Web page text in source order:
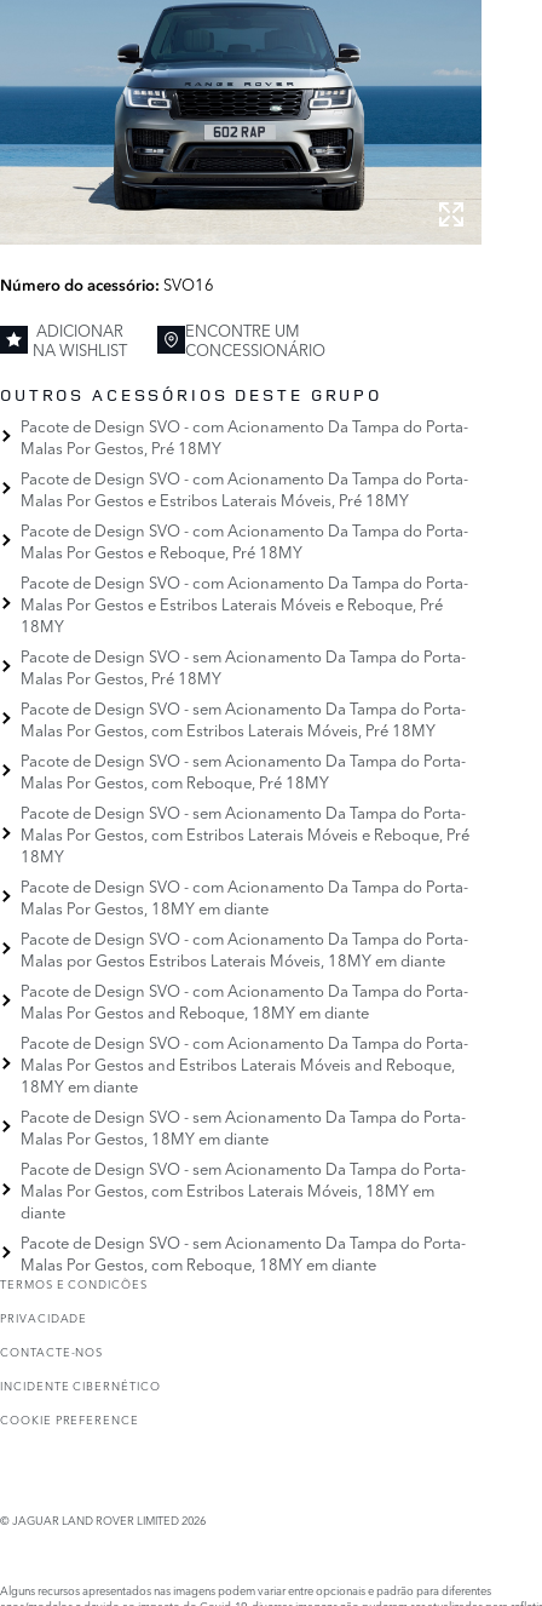
Número do acessório: SVO16
ADICIONAR
NA WISHLIST
ENCONTRE UM
CONCESSIONÁRIO
OUTROS ACESSÓRIOS DESTE GRUPO
Pacote de Design SVO - com Acionamento Da Tampa do Porta-
Malas Por Gestos, Pré 18MY
Pacote de Design SVO - com Acionamento Da Tampa do Porta-
Malas Por Gestos e Estribos Laterais Móveis, Pré 18MY
Pacote de Design SVO - com Acionamento Da Tampa do Porta-
Malas Por Gestos e Reboque, Pré 18MY
Pacote de Design SVO - com Acionamento Da Tampa do Porta-
Malas Por Gestos e Estribos Laterais Móveis e Reboque, Pré
18MY
Pacote de Design SVO - sem Acionamento Da Tampa do Porta-
Malas Por Gestos, Pré 18MY
Pacote de Design SVO - sem Acionamento Da Tampa do Porta-
Malas Por Gestos, com Estribos Laterais Móveis, Pré 18MY
Pacote de Design SVO - sem Acionamento Da Tampa do Porta-
Malas Por Gestos, com Reboque, Pré 18MY
Pacote de Design SVO - sem Acionamento Da Tampa do Porta-
Malas Por Gestos, com Estribos Laterais Móveis e Reboque, Pré
18MY
Pacote de Design SVO - com Acionamento Da Tampa do Porta-
Malas Por Gestos, 18MY em diante
Pacote de Design SVO - com Acionamento Da Tampa do Porta-
Malas por Gestos Estribos Laterais Móveis, 18MY em diante
Pacote de Design SVO - com Acionamento Da Tampa do Porta-
Malas Por Gestos and Reboque, 18MY em diante
Pacote de Design SVO - com Acionamento Da Tampa do Porta-
Malas Por Gestos and Estribos Laterais Móveis and Reboque,
18MY em diante
Pacote de Design SVO - sem Acionamento Da Tampa do Porta-
Malas Por Gestos, 18MY em diante
Pacote de Design SVO - sem Acionamento Da Tampa do Porta-
Malas Por Gestos, com Estribos Laterais Móveis, 18MY em
diante
Pacote de Design SVO - sem Acionamento Da Tampa do Porta-
Malas Por Gestos, com Reboque, 18MY em diante
TERMOS E CONDICÕES
PRIVACIDADE
CONTACTE-NOS
INCIDENTE CIBERNÉTICO
COOKIE PREFERENCE
© JAGUAR LAND ROVER LIMITED 2026
Alguns recursos apresentados nas imagens podem variar entre opcionais e padrão para diferentes